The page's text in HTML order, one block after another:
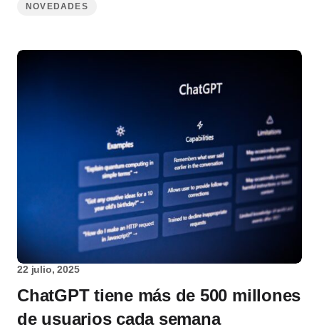
NOVEDADES
22 julio, 2025
ChatGPT tiene más de 500 millones
de usuarios cada semana